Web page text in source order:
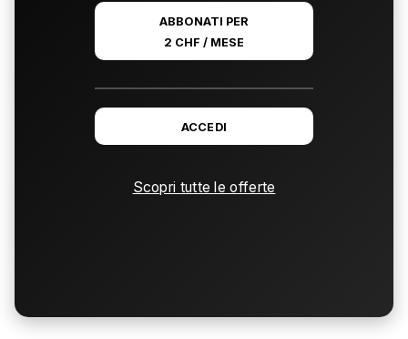
ABBONATI PER
2 CHF / MESE
ACCEDI
Scopri tutte le offerte